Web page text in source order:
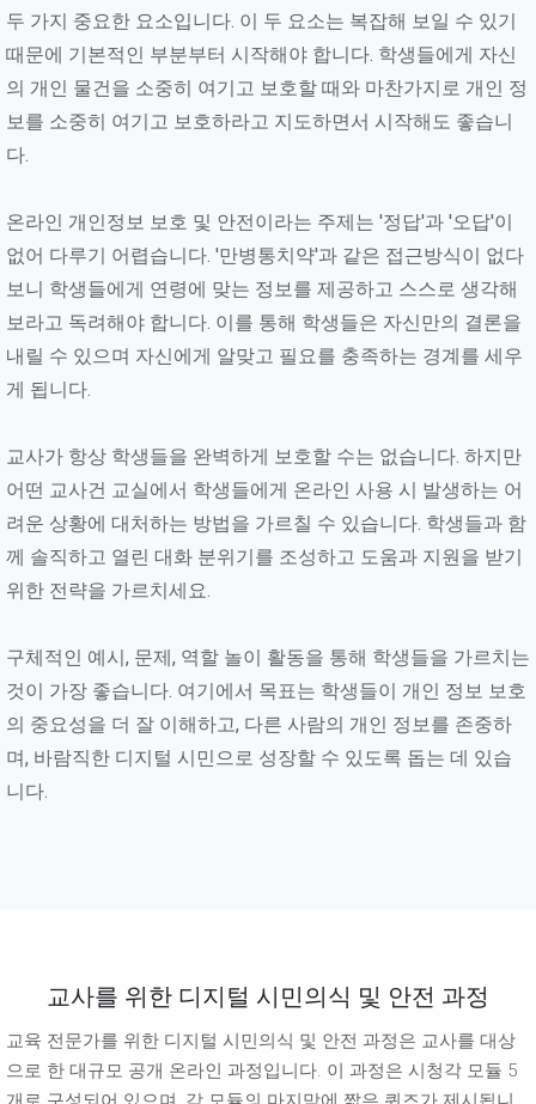
두 가지 중요한 요소입니다. 이 두 요소는 복잡해 보일 수 있기
때문에 기본적인 부분부터 시작해야 합니다. 학생들에게 자신
의 개인 물건을 소중히 여기고 보호할 때와 마찬가지로 개인 정
보를 소중히 여기고 보호하라고 지도하면서 시작해도 좋습니
다.
온라인 개인정보 보호 및 안전이라는 주제는 '정답'과 '오답'이
없어 다루기 어렵습니다. '만병통치약'과 같은 접근방식이 없다
보니 학생들에게 연령에 맞는 정보를 제공하고 스스로 생각해
보라고 독려해야 합니다. 이를 통해 학생들은 자신만의 결론을
내릴 수 있으며 자신에게 알맞고 필요를 충족하는 경계를 세우
게 됩니다.
교사가 항상 학생들을 완벽하게 보호할 수는 없습니다. 하지만
어떤 교사건 교실에서 학생들에게 온라인 사용 시 발생하는 어
려운 상황에 대처하는 방법을 가르칠 수 있습니다. 학생들과 함
께 솔직하고 열린 대화 분위기를 조성하고 도움과 지원을 받기
위한 전략을 가르치세요.
구체적인 예시, 문제, 역할 놀이 활동을 통해 학생들을 가르치는
것이 가장 좋습니다. 여기에서 목표는 학생들이 개인 정보 보호
의 중요성을 더 잘 이해하고, 다른 사람의 개인 정보를 존중하
며, 바람직한 디지털 시민으로 성장할 수 있도록 돕는 데 있습
니다.
교사를 위한 디지털 시민의식 및 안전 과정
교육 전문가를 위한 디지털 시민의식 및 안전 과정은 교사를 대상
으로 한 대규모 공개 온라인 과정입니다. 이 과정은 시청각 모듈 5